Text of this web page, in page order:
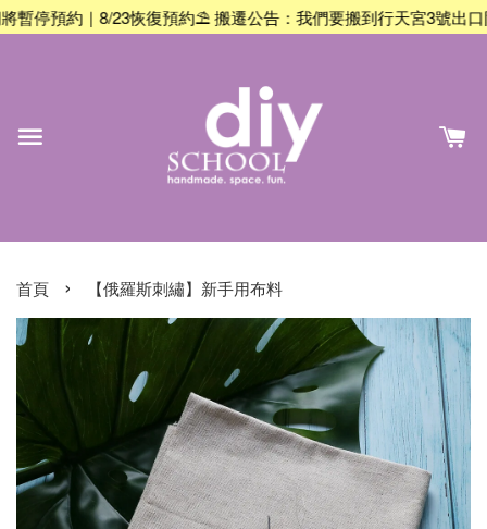
約｜8/23恢復預約⛱️ 搬遷公告：我們要搬到行天宮3號出口附近
首頁 › 【俄羅斯刺繡】新手用布料